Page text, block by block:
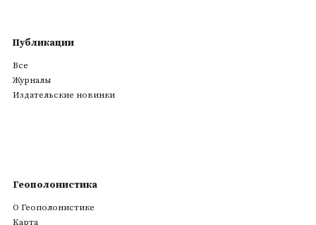
Публикации
Все
Журналы
Издательские новинки
Геополонистика
О Геополонистике
Kарта